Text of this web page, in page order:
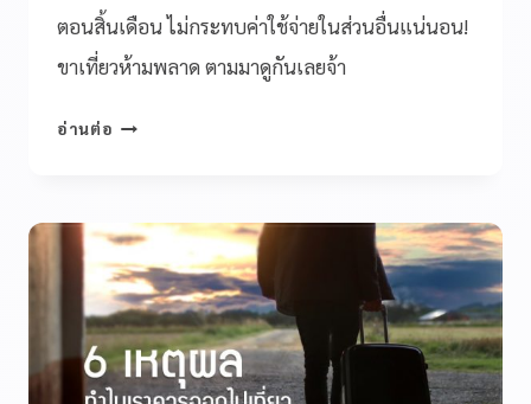
ตอนสิ้นเดือน ไม่กระทบค่าใช้จ่ายในส่วนอื่นแน่นอน!
ขาเที่ยวห้ามพลาด ตามมาดูกันเลยจ้า
อ่านต่อ